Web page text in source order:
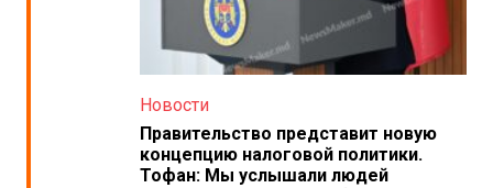
Новости
Правительство представит новую
концепцию налоговой политики.
Тофан: Мы услышали людей